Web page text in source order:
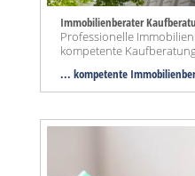
Immobilienberater
Professionelle
kompetente
... kompetente